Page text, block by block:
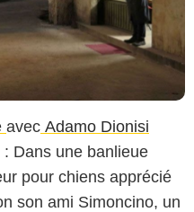
avec Adamo Dionisi
: Dans une banlieue
pour chiens apprécié
son ami Simoncino, un